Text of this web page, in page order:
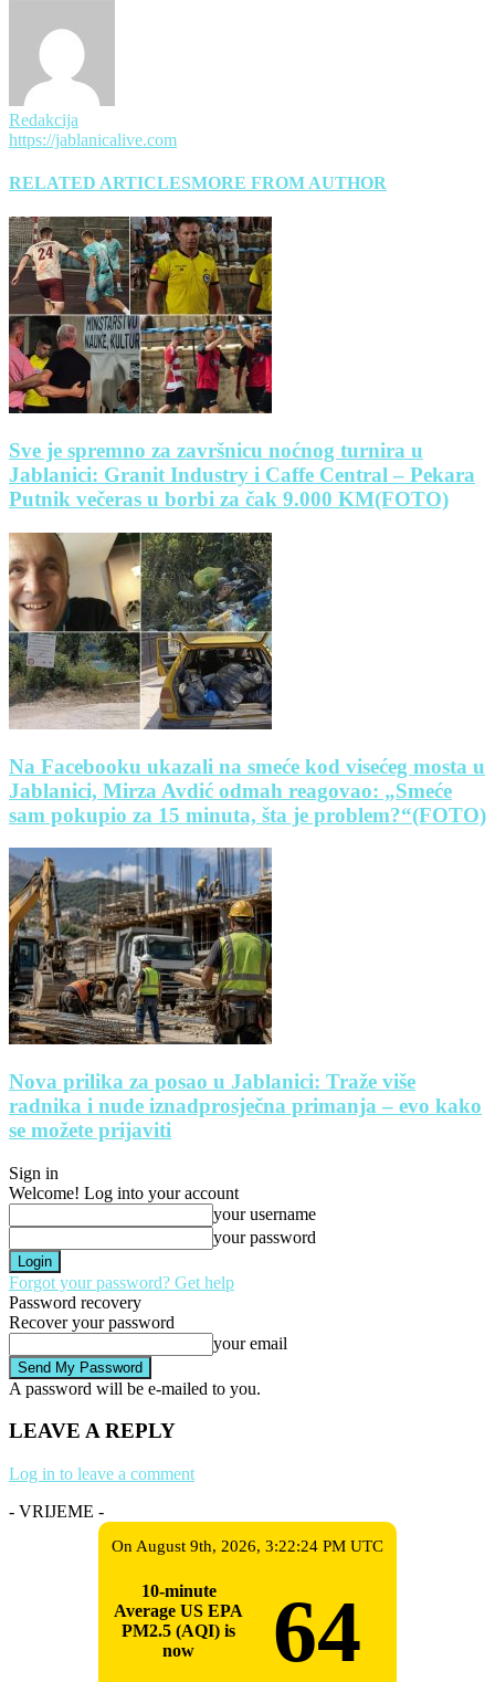
Redakcija
https://jablanicalive.com
RELATED ARTICLESMORE FROM AUTHOR
Sve je spremno za završnicu noćnog turnira u
Jablanici: Granit Industry i Caffe Central – Pekara
Putnik večeras u borbi za čak 9.000 KM(FOTO)
Na Facebooku ukazali na smeće kod visećeg mosta u
Jablanici, Mirza Avdić odmah reagovao: „Smeće
sam pokupio za 15 minuta, šta je problem?“(FOTO)
Nova prilika za posao u Jablanici: Traže više
radnika i nude iznadprosječna primanja – evo kako
se možete prijaviti
Sign in
Welcome! Log into your account
your username
your password
Forgot your password? Get help
Password recovery
Recover your password
your email
A password will be e-mailed to you.
LEAVE A REPLY
Log in to leave a comment
- VRIJEME -
On August 9th, 2026, 3:22:24 PM UTC
10-minute
Average US EPA
PM2.5 (AQI) is
now
64